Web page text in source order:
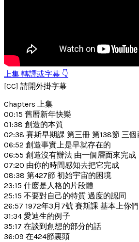
上集 轉譯或字幕 👇
[CC] 請開外掛字幕
Chapters 上集
00:15 舊曆新年快樂
01:38 創造的本質
02:38 賽斯早期課 第三冊 第138節 三個
06:52 創造事實上是早就存在的
06:55 創造沒有辦法 由一個層面來完成
07:20 由你的時間感知去把它完成
08:38 第427節 初始宇宙的困境
23:15 什麽是人格的片段體
25:15 不要對自己的特質 過度的認同
26:57 1972年3月7號 賽斯課 基本上你
31:34 愛迪生的例子
35:17 在談到創想的部分的話
36:09 在424節裏頭